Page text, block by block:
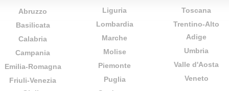
Abruzzo
Basilicata
Calabria
Campania
Emilia-Romagna
Friuli-Venezia
Liguria
Lombardia
Marche
Molise
Piemonte
Puglia
Toscana
Trentino-Alto
Adige
Umbria
Valle d'Aosta
Veneto